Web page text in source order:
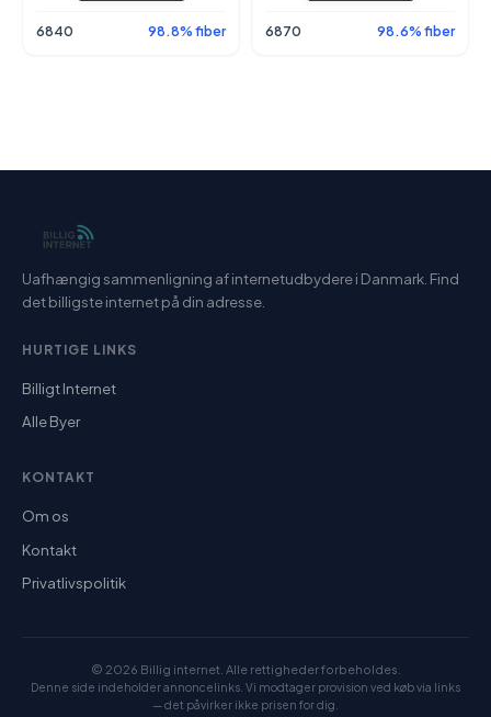
6840 98.8% fiber 6870 98.6% fiber
Uafhængig sammenligning af internetudbydere i Danmark. Find
det billigste internet på din adresse.
HURTIGE LINKS
Billigt Internet
Alle Byer
KONTAKT
Om os
Kontakt
Privatlivspolitik
© 2026 Billig internet. Alle rettigheder forbeholdes.
Denne side indeholder annoncelinks. Vi modtager provision ved køb via links
— det påvirker ikke prisen for dig.